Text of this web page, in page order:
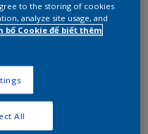
to the storing of cookies
analyze site usage, and
bố Cookie để biết thêm
All